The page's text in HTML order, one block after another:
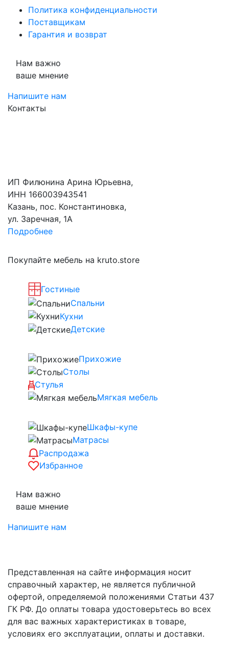
Политика конфиденциальности
Поставщикам
Гарантия и возврат
Нам важно
ваше мнение
Напишите нам
Контакты
ИП Филюнина Арина Юрьевна,
ИНН 166003943541
Казань, пос. Константиновка,
ул. Заречная, 1А
Подробнее
Покупайте мебель на kruto.store
Гостиные
Спальни
Кухни
Детские
Прихожие
Столы
Стулья
Мягкая мебель
Шкафы-купе
Матрасы
Распродажа
Избранное
Нам важно
ваше мнение
Напишите нам
Представленная на сайте информация носит
справочный характер, не является публичной
офертой, определяемой положениями Статьи 437
ГК РФ. До оплаты товара удостоверьтесь во всех
для вас важных характеристиках в товаре,
условиях его эксплуатации, оплаты и доставки.